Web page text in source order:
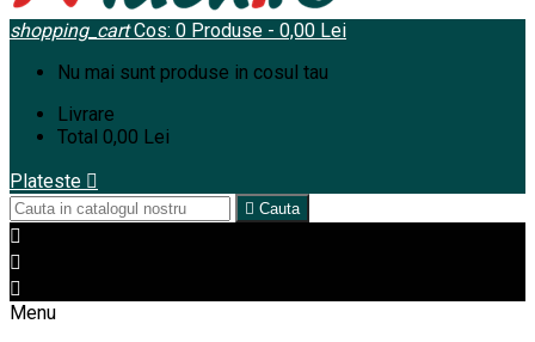
shopping_cart Cos: 0 Produse - 0,00 Lei
Nu mai sunt produse in cosul tau
Livrare
Total 0,00 Lei
Plateste 
 Cauta



Menu